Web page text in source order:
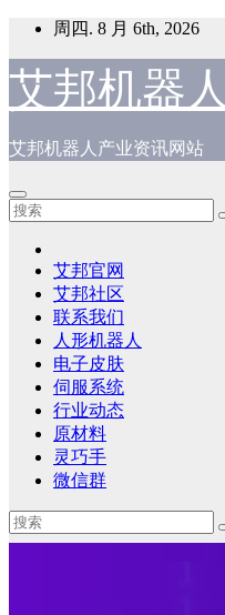
内
容
周四. 8 月 6th, 2026
艾邦机器人
艾邦机器人产业资讯网站
艾邦官网
艾邦社区
联系我们
人形机器人
电子皮肤
伺服系统
行业动态
原材料
灵巧手
微信群